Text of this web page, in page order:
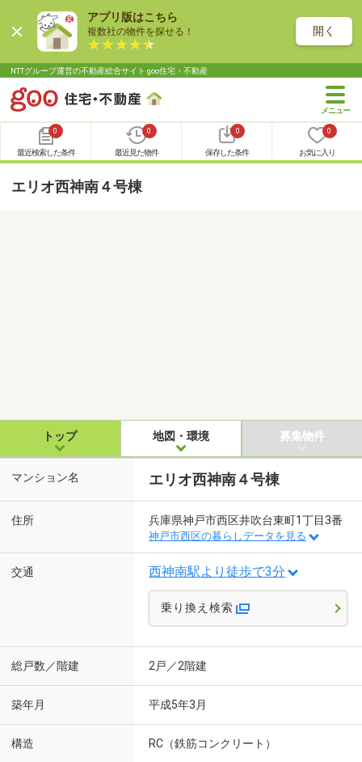
アプリ版はこちら
複数社の物件を探せる！ 開く
NTTグループ運営の不動産総合サイト goo住宅・不動産
0
最近検索した条件
0
最近見た物件
0
保存した条件
0
お気に入り
エリオ西神南４号棟
トップ 地図・環境 募集物件
マンション名 エリオ西神南４号棟
住所 兵庫県神戸市西区井吹台東町1丁目3番
神戸市西区の暮らしデータを見る
交通 西神南駅より徒歩で3分
乗り換え検索
総戸数／階建 2戸／2階建
築年月 平成5年3月
構造 RC（鉄筋コンクリート）